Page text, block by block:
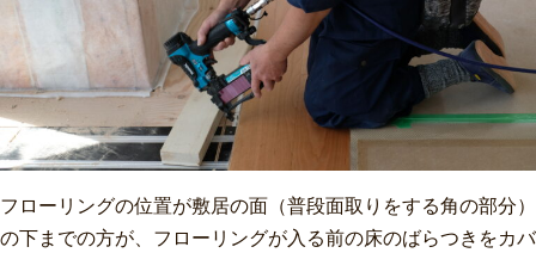
フローリングの位置が敷居の面（普段面取りをする角の部分）
の下までの方が、フローリングが入る前の床のばらつきをカバ